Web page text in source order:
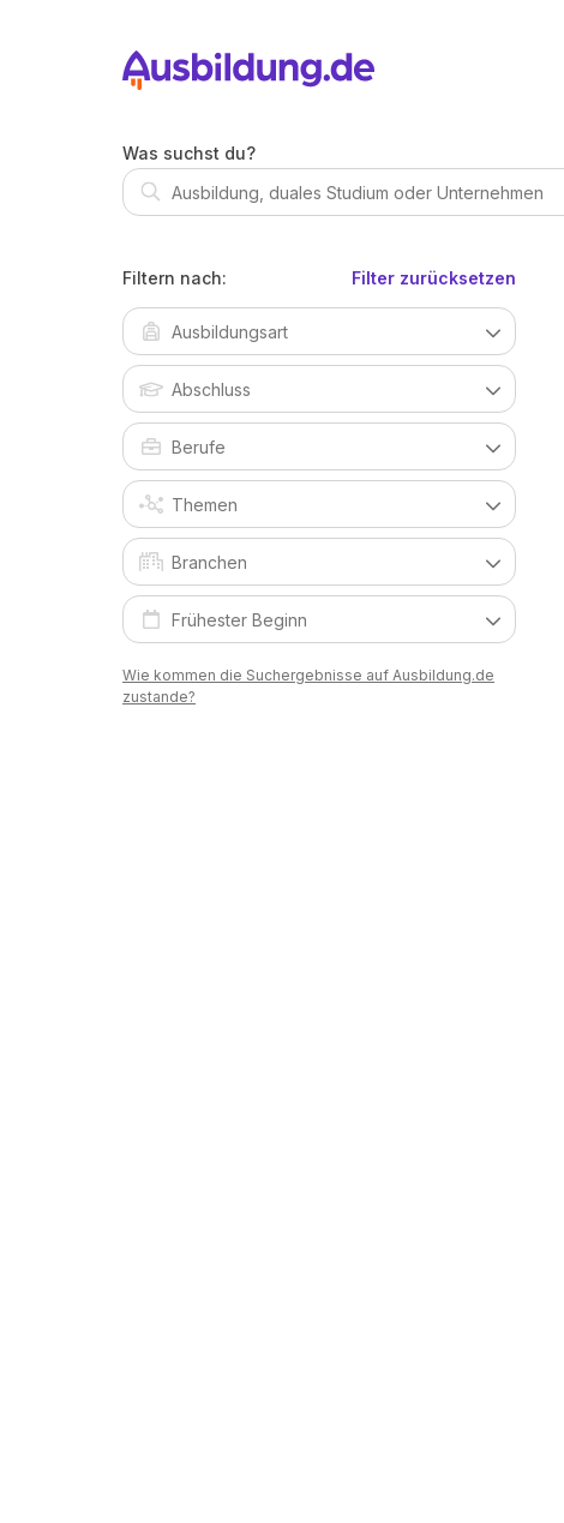
Was suchst du?
Filtern nach: Filter zurücksetzen
Wie kommen die Suchergebnisse auf Ausbildung.de
zustande?